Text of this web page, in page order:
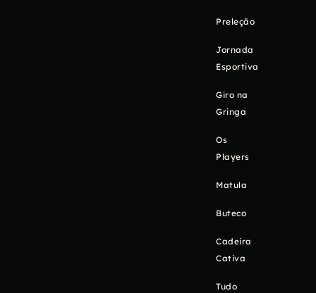
Preleção
Jornada
Esportiva
Giro na
Gringa
Os
Players
Matula
Buteco
Cadeira
Cativa
Tudo